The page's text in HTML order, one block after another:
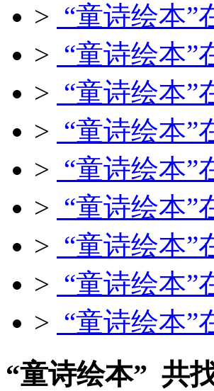
> “童诗绘本
> “童诗绘本
> “童诗绘本
> “童诗绘本
> “童诗绘本
> “童诗绘本
> “童诗绘本
> “童诗绘本
> “童诗绘本
“童诗绘本” 共